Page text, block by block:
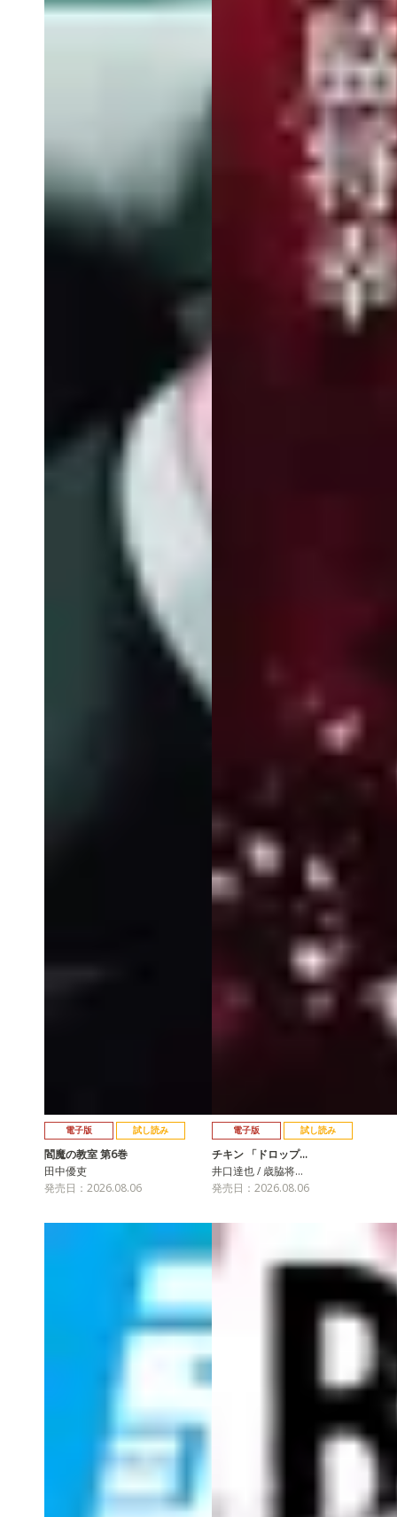
電子版 試し読み
閻魔の教室 第6巻
田中優吏
発売日：2026.08.06
電子版 試し読み
チキン 「ドロップ…
井口達也 / 歳脇将…
発売日：2026.08.06